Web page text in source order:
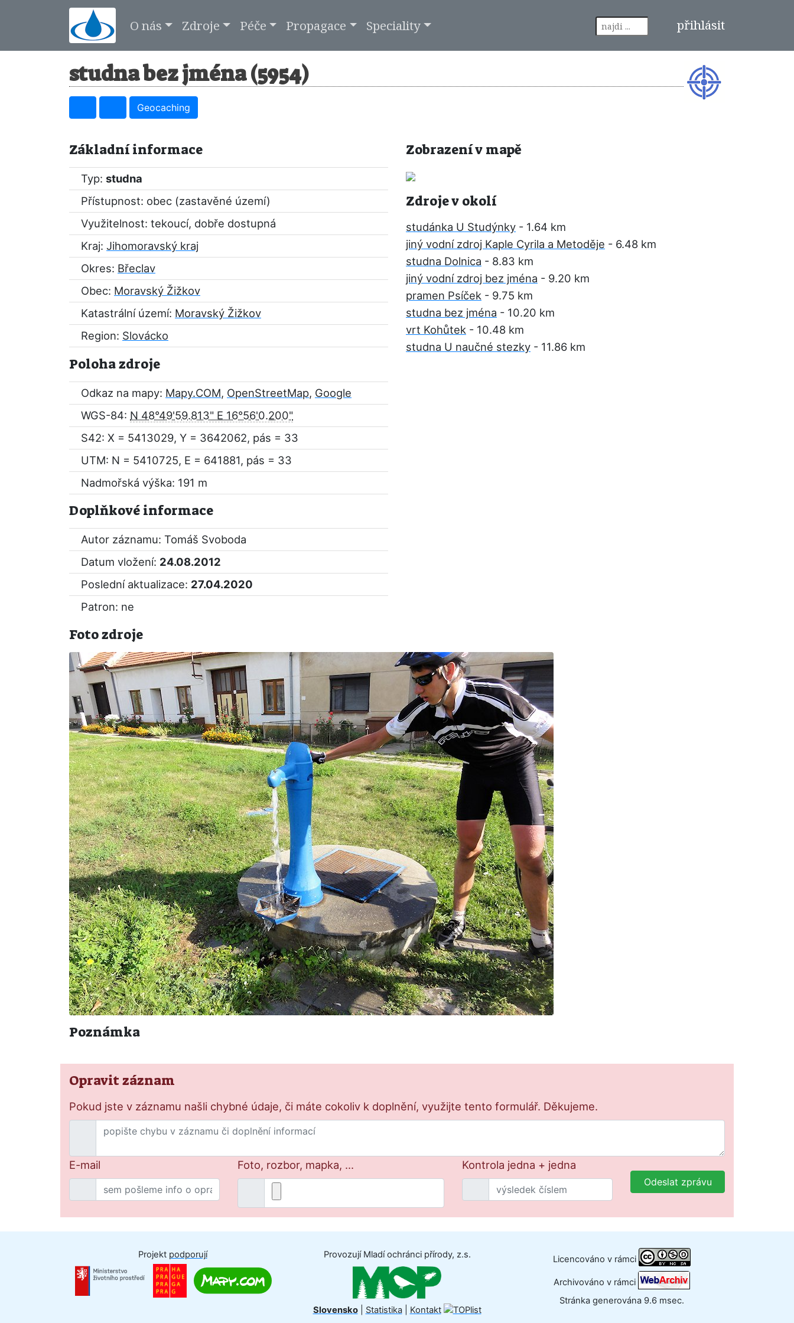
O nás Zdroje Péče Propagace Speciality přihlásit
studna bez jména (5954)
Geocaching
Základní informace
Typ: studna
Přístupnost: obec (zastavěné území)
Využitelnost: tekoucí, dobře dostupná
Kraj: Jihomoravský kraj
Okres: Břeclav
Obec: Moravský Žižkov
Katastrální území: Moravský Žižkov
Region: Slovácko
Poloha zdroje
Odkaz na mapy: Mapy.COM, OpenStreetMap, Google
WGS-84: N 48°49'59.813" E 16°56'0.200"
S42: X = 5413029, Y = 3642062, pás = 33
UTM: N = 5410725, E = 641881, pás = 33
Nadmořská výška: 191 m
Doplňkové informace
Autor záznamu: Tomáš Svoboda
Datum vložení: 24.08.2012
Poslední aktualizace: 27.04.2020
Patron: ne
Zobrazení v mapě
Zdroje v okolí
studánka U Studýnky - 1.64 km
jiný vodní zdroj Kaple Cyrila a Metoděje - 6.48 km
studna Dolnica - 8.83 km
jiný vodní zdroj bez jména - 9.20 km
pramen Psíček - 9.75 km
studna bez jména - 10.20 km
vrt Kohůtek - 10.48 km
studna U naučné stezky - 11.86 km
Foto zdroje
Poznámka
Opravit záznam
Pokud jste v záznamu našli chybné údaje, či máte cokoliv k doplnění, využijte tento formulář. Děkujeme.
E-mail Foto, rozbor, mapka, ... Kontrola jedna + jedna
Odeslat zprávu
Projekt podporují Provozují Mladí ochránci přírody, z.s.
Slovensko| Statistika| Kontakt
Licencováno v rámci
Archivováno v rámci
Stránka generována 9.6 msec.